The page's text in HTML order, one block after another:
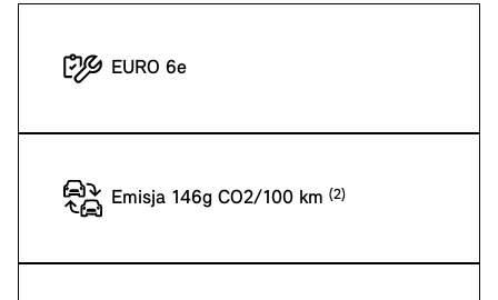
EURO 6e
Emisja 146g CO2/100 km